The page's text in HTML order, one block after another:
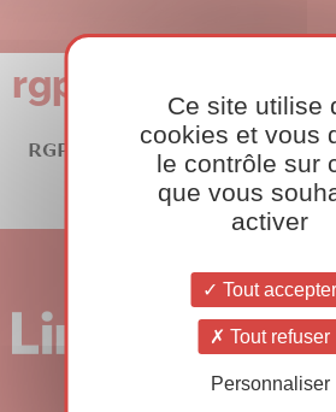
rgpd2
Ce site utilise
cookies et vous
le contrôle sur
que vous
activer
Tout accepter
Tout refuser
Personnaliser